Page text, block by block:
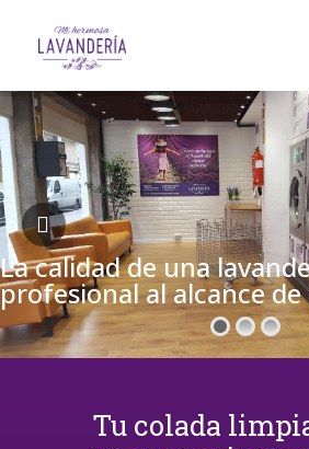
La calidad de una
profesional al alcance
Tu colada